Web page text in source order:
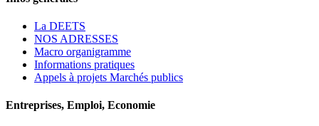
La DEETS
NOS ADRESSES
Macro organigramme
Informations pratiques
Appels à projets Marchés publics
Entreprises, Emploi, Economie